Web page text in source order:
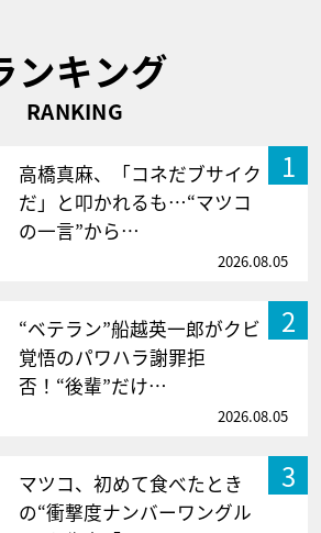
ンキング
RANKING
1
高橋真麻、「コネだブサイク
だ」と叩かれるも…“マツコ
の一言”から…
2026.08.05
2
“ベテラン”船越英一郎がクビ
覚悟のパワハラ謝罪拒
否！“後輩”だけ…
2026.08.05
3
マツコ、初めて食べたとき
の“衝撃度ナンバーワングル